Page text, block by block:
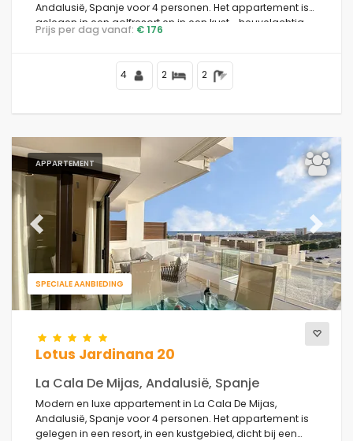
Andalusië, Spanje voor 4 personen. Het appartement is
gelegen in een golfresort en in een kust-, heuvelachtig
en residentieel gebied.
Prijs per dag vanaf: € 176
4 2 2
APPARTEMENT
SPECIALE AANBIEDING
Previous Next
Lotus Jardinana 20
La Cala De Mijas, Andalusië, Spanje
Modern en luxe appartement in La Cala De Mijas,
Andalusië, Spanje voor 4 personen. Het appartement is
gelegen in een resort, in een kustgebied, dicht bij een